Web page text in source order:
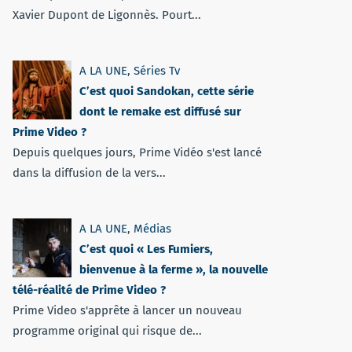
Xavier Dupont de Ligonnès. Pourt...
A LA UNE, Séries Tv
C’est quoi Sandokan, cette série
dont le remake est diffusé sur
Prime Video ?
Depuis quelques jours, Prime Vidéo s'est lancé
dans la diffusion de la vers...
A LA UNE, Médias
C’est quoi « Les Fumiers,
bienvenue à la ferme », la nouvelle
télé-réalité de Prime Video ?
Prime Video s'apprête à lancer un nouveau
programme original qui risque de...